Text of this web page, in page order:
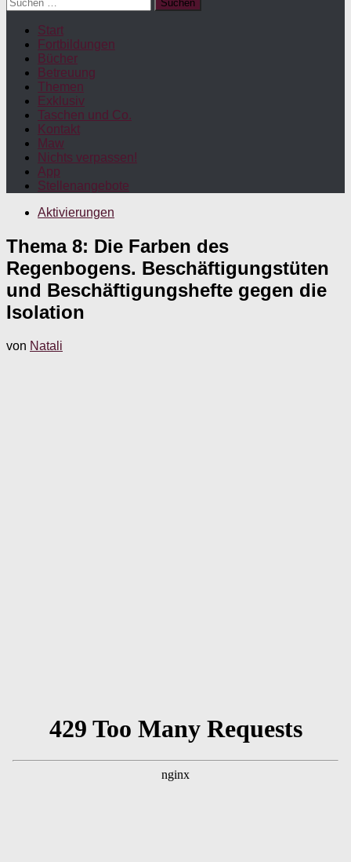
nach:
Start
Fortbildungen
Bücher
Betreuung
Themen
Exklusiv
Taschen und Co.
Kontakt
Maw
Nichts verpassen!
App
Stellenangebote
Aktivierungen
Thema 8: Die Farben des
Regenbogens. Beschäftigungstüten
und Beschäftigungshefte gegen die
Isolation
von Natali